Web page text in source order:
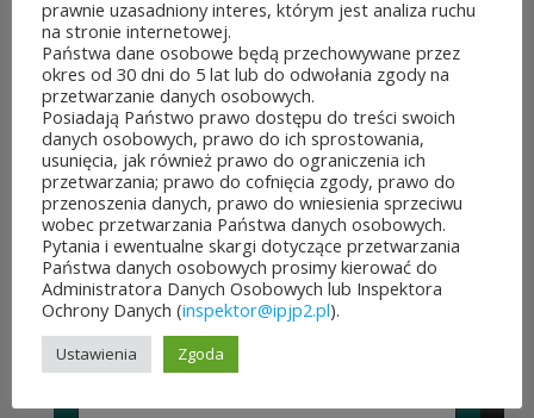
mazowieckiego. Do rozdania
jest aż 30 mln zł! Mieszkańcy
województwa mazowieckiego
po...
CZYTAJ DALEJ
JUBILEUSZOWE XXV MISTRZOSTWA POLSKI
DUCHOWIEŃSTWA W SZACHACH
KLASYCZNYCH.
prawnie uzasadniony interes, którym jest analiza ruchu
na stronie internetowej.
Państwa dane osobowe będą przechowywane przez
okres od 30 dni do 5 lat lub do odwołania zgody na
przetwarzanie danych osobowych.
Posiadają Państwo prawo dostępu do treści swoich
danych osobowych, prawo do ich sprostowania,
usunięcia, jak również prawo do ograniczenia ich
przetwarzania; prawo do cofnięcia zgody, prawo do
przenoszenia danych, prawo do wniesienia sprzeciwu
wobec przetwarzania Państwa danych osobowych.
Pytania i ewentualne skargi dotyczące przetwarzania
Państwa danych osobowych prosimy kierować do
Administratora Danych Osobowych lub Inspektora
Ochrony Danych (inspektor@ipjp2.pl).
Ustawienia Zgoda